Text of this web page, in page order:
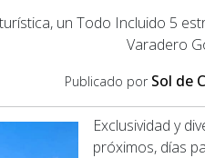
un Todo Incluido 5
Varadero
Publicado por Sol de
Exclusividad y
próximos, días